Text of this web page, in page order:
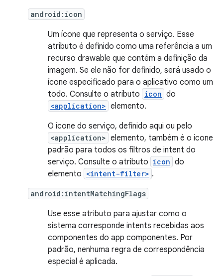
android:icon
Um ícone que representa o serviço. Esse
atributo é definido como uma referência a um
recurso drawable que contém a definição da
imagem. Se ele não for definido, será usado o
ícone especificado para o aplicativo como um
todo. Consulte o atributo icon do
<application> elemento.
O ícone do serviço, definido aqui ou pelo
<application> elemento, também é o ícone
padrão para todos os filtros de intent do
serviço. Consulte o atributo icon do
elemento <intent-filter> .
android:intentMatchingFlags
Use esse atributo para ajustar como o
sistema corresponde intents recebidas aos
componentes do app componentes. Por
padrão, nenhuma regra de correspondência
especial é aplicada.